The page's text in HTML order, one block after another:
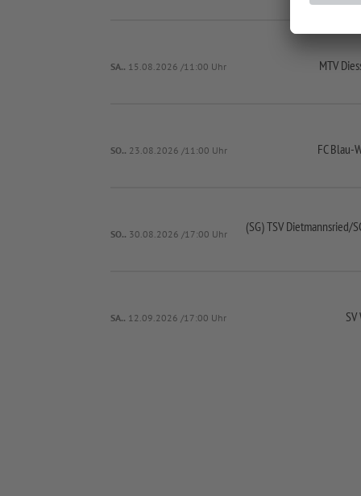
SA.. 15.08.2026 /11:00 Uhr MTV
SO.. 23.08.2026 /11:00 Uhr FC Blau-
SO.. 30.08.2026 /17:00 Uhr (SG) TSV Dietmannsried/
SA.. 12.09.2026 /17:00 Uhr